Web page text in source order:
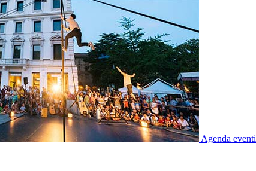
Agenda eventi